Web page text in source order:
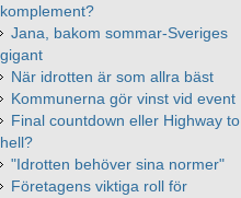
komplement?
Jana, bakom sommar-Sveriges
gigant
När idrotten är som allra bäst
Kommunerna gör vinst vid event
Final countdown eller Highway to
hell?
"Idrotten behöver sina normer"
Företagens viktiga roll för